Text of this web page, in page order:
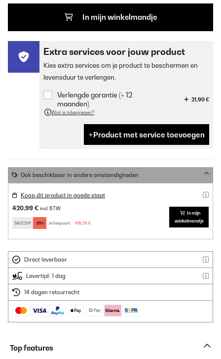
In mijn winkelmandje
Extra services voor jouw product
Kies extra services om je product te beschermen en
levensduur te verlengen.
Verlengde garantie (+ 12
maanden)
21,90 €
Wat is inbegrepen?
Product met service toevoegen
Ook beschikbaar in andere omstandigheden
Koop dit product in goede staat
420,99 € incl. BTW
SALE25P -25% Je bespaart: 105,25 €
In mijn
winkelmandje
Direct leverbaar
Levertijd: 1 dag
14 dagen retourrecht
Top features